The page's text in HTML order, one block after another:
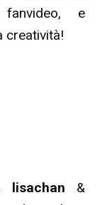
e
creatività!
lisachan &